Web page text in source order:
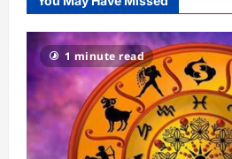
1 minute read